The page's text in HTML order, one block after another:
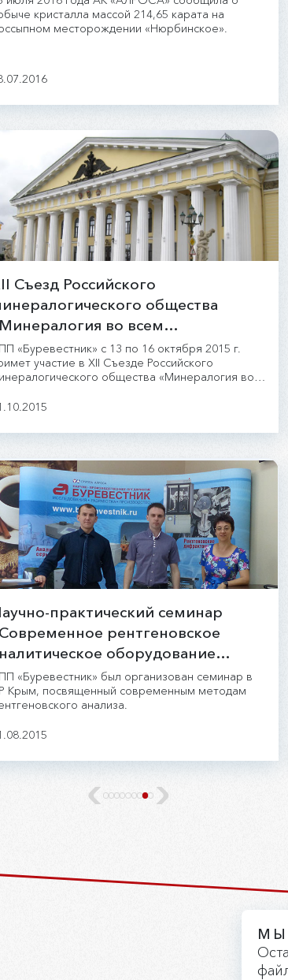
кристалла массой 214,65 карата на
месторождении «Нюрбинское».
Съезд Российского
общества
во всем
сего слова»
«Буревестник» с 13 по 16 октября 2015 г.
участие в XII Съезде Российского
общества «Минералогия во
Петербург на базе Национального
практический семинар
рентгеновское
оборудование
НПП Буревестник»
«Буревестник» был организован семинар в
Крым, посвященный современным методам
анализа.
МЫ